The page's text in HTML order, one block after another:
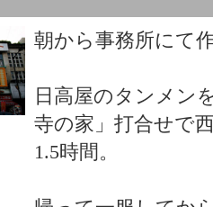
朝から事務所にて
日高屋のタンメン
寺の家」打合せで
1.5時間。